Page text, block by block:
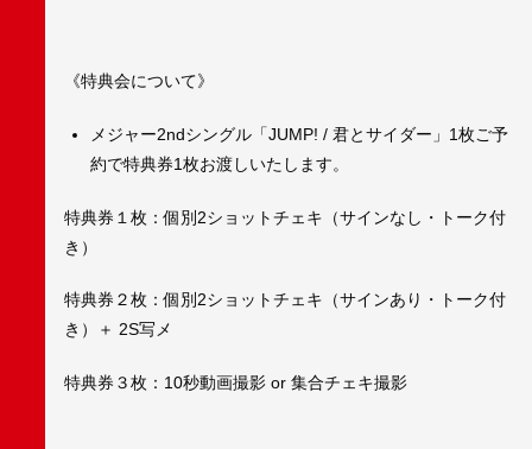
《特典会について》
メジャー2ndシングル「JUMP! / 君とサイダー」1枚ご予
約で特典券1枚お渡しいたします。
特典券１枚：個別2ショットチェキ（サインなし・トーク付
き）
特典券２枚：個別2ショットチェキ（サインあり・トーク付
き）＋ 2S写メ
特典券３枚：10秒動画撮影 or 集合チェキ撮影